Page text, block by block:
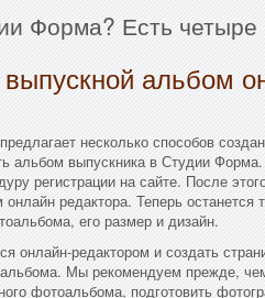
Форма? Есть четыре
выпускной альбом
несколько способов
альбом выпускника в Студии
регистрации на сайте. После
редактора. Теперь останется
его размер и дизайн.
онлайн-редактором и создать
альбома. Мы рекомендуем прежде,
фотоальбома, подготовить